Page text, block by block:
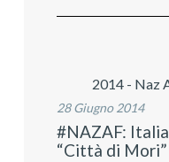
2014 - Naz
28 Giugno 2014
#NAZAF:
“Città di Mori”